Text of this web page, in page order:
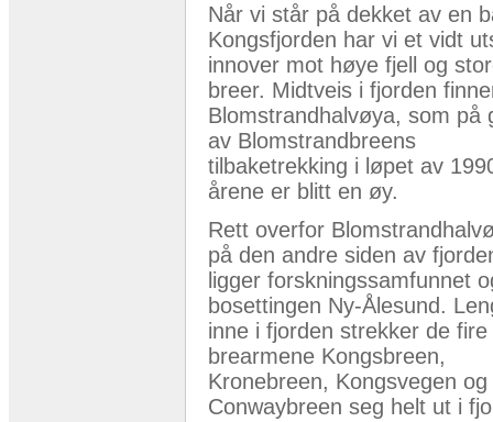
Når vi står på dekket av en
Kongsfjorden har vi et vidt
innover mot høye fjell og
breer. Midtveis i fjorden
Blomstrandhalvøya, som på
av Blomstrandbreens
tilbaketrekking i løpet av
årene er blitt en øy.
Rett overfor
på den andre siden av
ligger forskningssamfunnet
bosettingen Ny-Ålesund.
inne i fjorden strekker de
brearmene Kongsbreen,
Kronebreen, Kongsvegen og
Conwaybreen seg helt ut i